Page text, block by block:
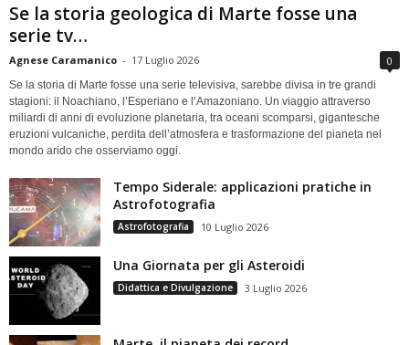
Se la storia geologica di Marte fosse una
serie tv…
Agnese Caramanico - 17 Luglio 2026 0
Se la storia di Marte fosse una serie televisiva, sarebbe divisa in tre grandi
stagioni: il Noachiano, l’Esperiano e l’Amazoniano. Un viaggio attraverso
miliardi di anni di evoluzione planetaria, tra oceani scomparsi, gigantesche
eruzioni vulcaniche, perdita dell’atmosfera e trasformazione del pianeta nel
mondo arido che osserviamo oggi.
Tempo Siderale: applicazioni pratiche in
Astrofotografia
Astrofotografia 10 Luglio 2026
Una Giornata per gli Asteroidi
Didattica e Divulgazione 3 Luglio 2026